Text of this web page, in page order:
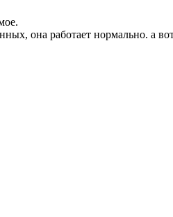
она работает нормально. а